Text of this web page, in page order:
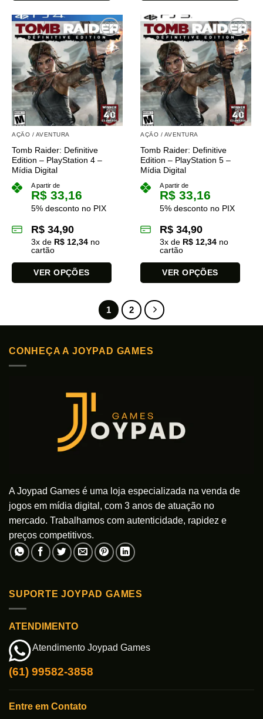
produto
tem
várias
variantes.
As
opções
podem
ser
escolhidas
do
produto
produto
tem
várias
variantes.
As
opções
podem
ser
escolhidas
do
produto
AÇÃO / AVENTURA
Tomb Raider: Definitive
Edition – PlayStation 4 –
Mídia Digital
A partir de
R$ 33,16
5% desconto no PIX
R$ 34,90
3x de R$ 12,34 no
cartão
VER OPÇÕES
várias
As
AÇÃO / AVENTURA
Tomb Raider: Definitive
Edition – PlayStation 5 –
Mídia Digital
A partir de
R$ 33,16
5% desconto no PIX
R$ 34,90
3x de R$ 12,34 no
cartão
VER OPÇÕES
produto
tem
várias
As
na
página
do
1 2
CONHEÇA A JOYPAD GAMES
A Joypad Games é uma loja especializada na venda de
jogos em mídia digital, com 3 anos de atuação no
mercado. Trabalhamos com autenticidade, rapidez e
preços competitivos.
SUPORTE JOYPAD GAMES
ATENDIMENTO
Atendimento Joypad Games
(61) 99582-3858
Entre em Contato